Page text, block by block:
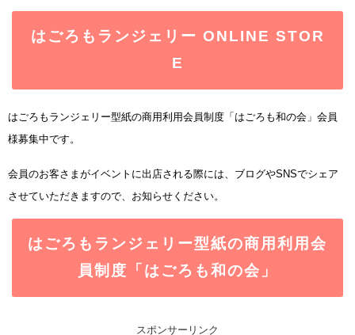
はごろもランジェリー ONLINE STOR
E
はごろもランジェリー型紙の商用利用会員制度「はごろも和の会」会員
様募集中です。
会員のお客さまがイベントに出店される際には、ブログやSNSでシェア
させていただきますので、お知らせください。
はごろもランジェリー型紙の商用利用会
員制度「はごろも和の会」
スポンサーリンク